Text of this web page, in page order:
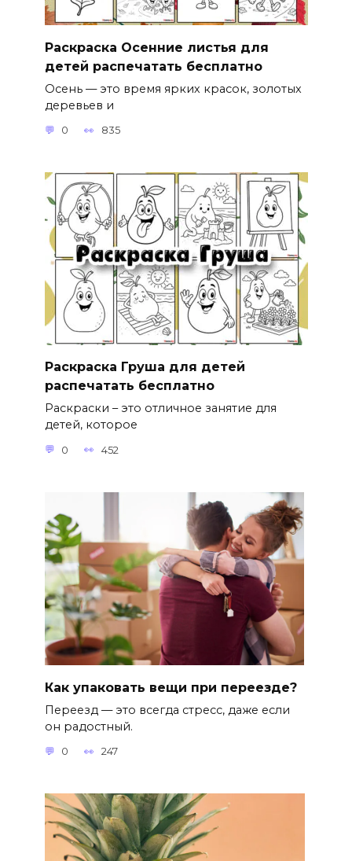
Раскраска Осенние листья для
детей распечатать бесплатно
Осень — это время ярких красок, золотых
деревьев и
0 835
Раскраска Груша для детей
распечатать бесплатно
Раскраски – это отличное занятие для
детей, которое
0 452
Как упаковать вещи при переезде?
Переезд — это всегда стресс, даже если
он радостный.
0 247